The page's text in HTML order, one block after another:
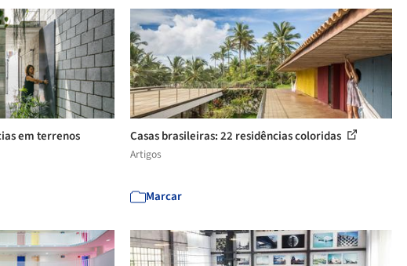
em terrenos
Casas brasileiras: 22 residências coloridas
Artigos
Marcar